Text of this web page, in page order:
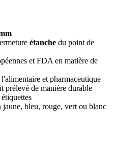
étanche du point de
et FDA en matière de
et pharmaceutique
prélevé de manière durable
étiquettes
jaune, bleu, rouge, vert ou blanc